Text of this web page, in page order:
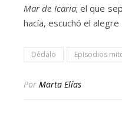
Mar de Icaria; el que
hacía, escuchó el
Dédalo Episodios
Por Marta Elías